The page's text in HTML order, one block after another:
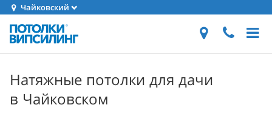
Чайковский
Натяжные потолки для дачи
в Чайковском